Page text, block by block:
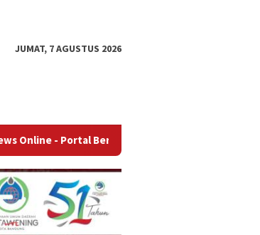
JUMAT, 7 AGUSTUS 2026
Berita Terupdate & Terpercaya